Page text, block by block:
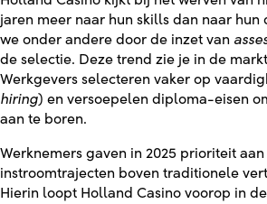
jaren meer naar hun skills dan naar
we onder andere door de inzet van
de selectie. Deze trend zie je in de
Werkgevers selecteren vaker op
hiring) en versoepelen diploma-eisen
aan te boren.
Werknemers gaven in 2025 prioriteit
instroomtrajecten boven traditionele
Hierin loopt Holland Casino voorop in